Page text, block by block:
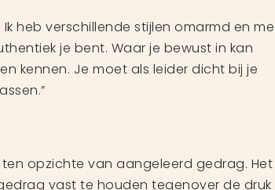
heb verschillende stijlen omarmd en me
je bent. Waar je bewust in kan
kennen. Je moet als leider dicht bij je
opzichte van aangeleerd gedrag. Het
vast te houden tegenover de druk